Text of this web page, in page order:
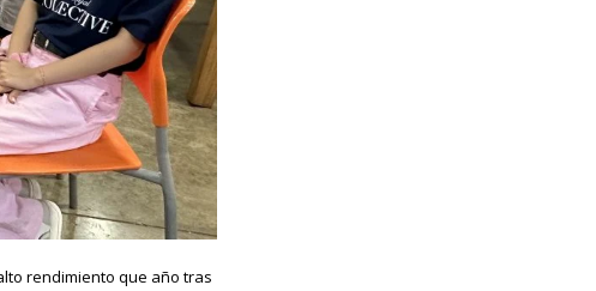
rendimiento que año tras